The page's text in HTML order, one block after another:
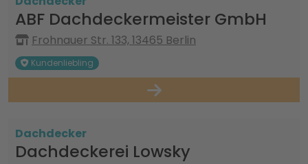
ABF Dachdeckermeister GmbH
Frohnauer Str. 133, 13465 Berlin
Kundenliebling
Dachdecker
Dachdeckerei Lowsky